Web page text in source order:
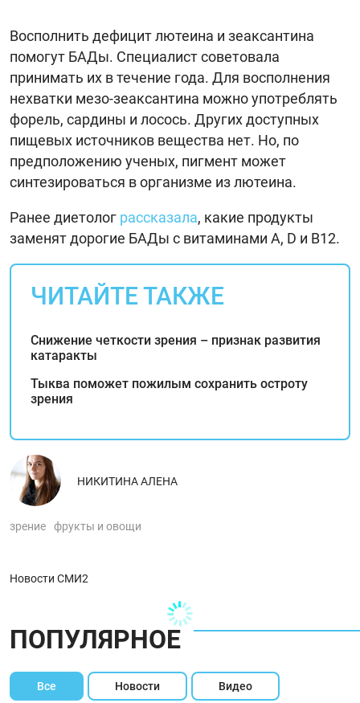
Восполнить дефицит лютеина и зеаксантина
помогут БАДы. Специалист советовала
принимать их в течение года. Для восполнения
нехватки мезо-зеаксантина можно употреблять
форель, сардины и лосось. Других доступных
пищевых источников вещества нет. Но, по
предположению ученых, пигмент может
синтезироваться в организме из лютеина.
Ранее диетолог рассказала, какие продукты
заменят дорогие БАДы с витаминами А, D и В12.
ЧИТАЙТЕ ТАКЖЕ
Снижение четкости зрения – признак развития
катаракты
Тыква поможет пожилым сохранить остроту
зрения
НИКИТИНА АЛЕНА
зрение фрукты и овощи
Новости СМИ2
ПОПУЛЯРНОЕ
Все Новости Видео